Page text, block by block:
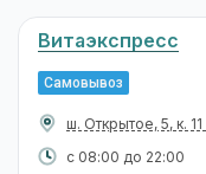
Витаэкспресс
Самовывоз
ш. Открытое, 5, к. 11
с 08:00 до 22:00